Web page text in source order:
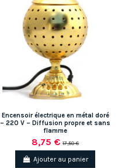
Encensoir électrique en métal doré
– 220 V – Diffusion propre et sans
flamme
8,75 €17,50 €
Ajouter au panier